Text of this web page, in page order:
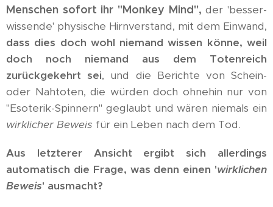
Menschen sofort ihr "Monkey Mind",der 'besser-
wissende' physische Hirnverstand, mit dem Einwand,
dass dies doch wohl niemand wissen könne, weil
doch noch niemand aus dem Totenreich
zurückgekehrt sei, und die Berichte von Schein-
oder Nahtoten, die würden doch ohnehin nur von
"Esoterik-Spinnern" geglaubt und wären niemals ein
wirklicher Beweis für ein Leben nach dem Tod.
Aus letzterer Ansicht ergibt sich allerdings
automatisch die Frage, was denn einen 'wirklichen
Beweis' ausmacht?